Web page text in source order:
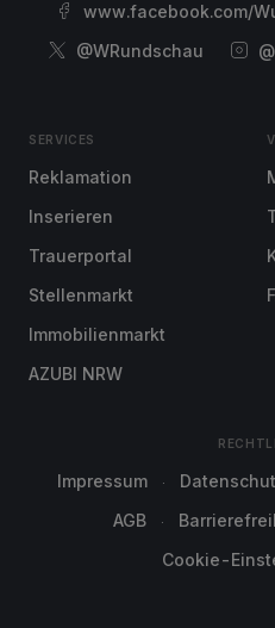
www.facebook.com/
@WRundschau
SERVICES
Reklamation
Inserieren
Trauerportal
Stellenmarkt
Immobilienmarkt
AZUBI NRW
Impressum
AGB
Cookie-